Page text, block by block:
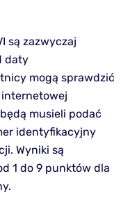
są zazwyczaj
daty
mogą sprawdzić
musieli podać
identyfikacyjny
Wyniki są
1 do 9 punktów dla